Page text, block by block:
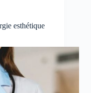
esthétique